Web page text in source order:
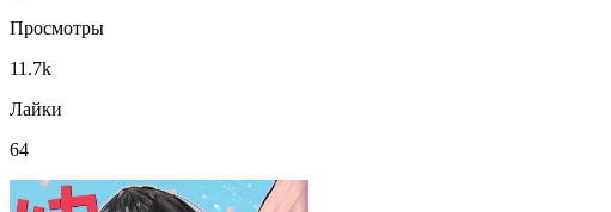
Просмотры
11.7k
Лайки
64